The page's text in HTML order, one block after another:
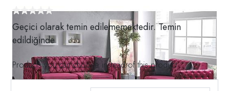
Geçici olarak temin edilememektedir. Temin
edildiğinde
Products you can choose instead of this product